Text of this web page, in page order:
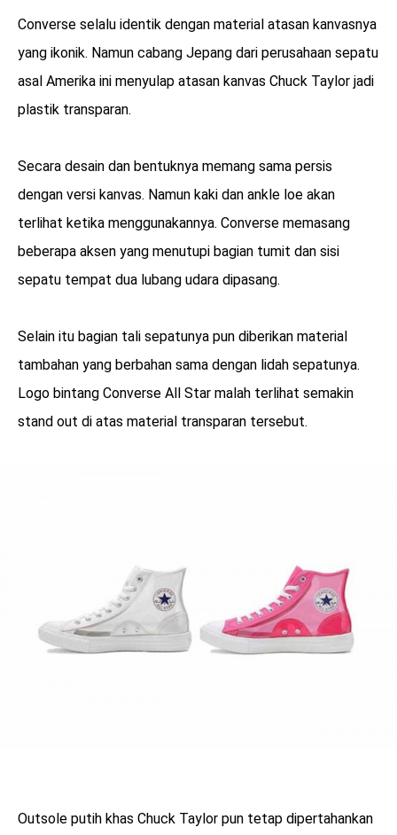
Converse selalu identik dengan material atasan kanvasnya
yang ikonik. Namun cabang Jepang dari perusahaan sepatu
asal Amerika ini menyulap atasan kanvas Chuck Taylor jadi
plastik transparan.
Secara desain dan bentuknya memang sama persis
dengan versi kanvas. Namun kaki dan ankle loe akan
terlihat ketika menggunakannya. Converse memasang
beberapa aksen yang menutupi bagian tumit dan sisi
sepatu tempat dua lubang udara dipasang.
Selain itu bagian tali sepatunya pun diberikan material
tambahan yang berbahan sama dengan lidah sepatunya.
Logo bintang Converse All Star malah terlihat semakin
stand out di atas material transparan tersebut.
Outsole putih khas Chuck Taylor pun tetap dipertahankan